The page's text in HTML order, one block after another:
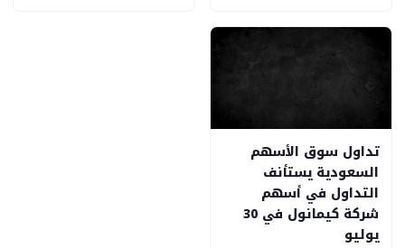
تداول سوق الأسهم
السعودية يستأنف
التداول في أسهم
شركة كيمانول في 30
يوليو